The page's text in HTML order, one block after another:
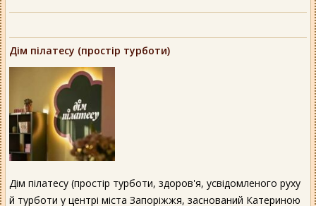
Дім пілатесу (простір турботи)
Дім пілатесу (простір турботи, здоров'я, усвідомленого руху
й турботи у центрі міста Запоріжжя, заснований Катериною